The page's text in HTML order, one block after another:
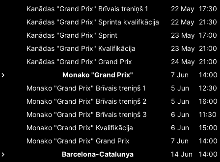
Kanādas "Grand Prix" Brīvais treniņš 1 22 May 17:30
Kanādas "Grand Prix" Sprinta kvalifkācija 22 May 21:30
Kanādas "Grand Prix" Sprint 23 May 17:00
Kanādas "Grand Prix" Kvalifikācija 23 May 21:00
Kanādas "Grand Prix" Grand Prix 24 May 21:00
Monako "Grand Prix"
7 Jun
14:00
Monako "Grand Prix" Brīvais treniņš 1 5 Jun
12:30
Monako "Grand Prix" Brīvais treniņš 2 5 Jun
16:00
Monako "Grand Prix" Brīvais treniņš 3 6 Jun
11:30
Monako "Grand Prix" Kvalifikācija 6 Jun
15:00
Monako "Grand Prix" Grand Prix 7 Jun
14:00
Barcelona-Catalunya
14 Jun
14:00